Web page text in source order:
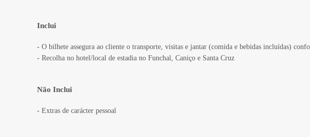
Inclui
- O bilhete assegura ao cliente o transporte, visitas e jantar (comida e bebidas incluídas)
- Recolha no hotel/local de estadia no Funchal, Caniço e Santa Cruz
Não Inclui
- Extras de carácter pessoal